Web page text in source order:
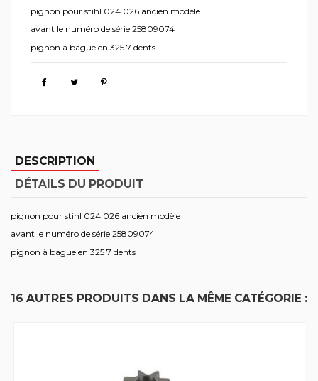
pignon pour stihl 024 026 ancien modèle
avant le numéro de série 25809074
pignon à bague en 325 7 dents
DESCRIPTION
DÉTAILS DU PRODUIT
pignon pour stihl 024 026 ancien modèle
avant le numéro de série 25809074
pignon à bague en 325 7 dents
16 AUTRES PRODUITS DANS LA MÊME CATÉGORIE :